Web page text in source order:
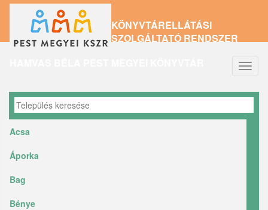
tartalomra
KÖNYVTÁRELLÁTÁSI
SZOLGÁLTATÓ RENDSZER
Acsa
Áporka
Bag
Bénye